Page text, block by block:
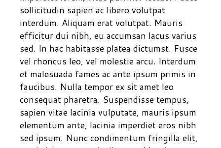
sollicitudin sapien ac libero volutpat
interdum. Aliquam erat volutpat. Mauris
efficitur dui nibh, eu accumsan lacus varius
sed. In hac habitasse platea dictumst. Fusce
vel rhoncus leo, vel molestie arcu. Interdum
et malesuada fames ac ante ipsum primis in
faucibus. Nulla tempor ex sit amet leo
consequat pharetra. Suspendisse tempus,
sapien vitae lacinia vulputate, mauris ipsum
elementum ante, lacinia imperdiet eros nibh
sed ipsum. Nunc condimentum fringilla elit,